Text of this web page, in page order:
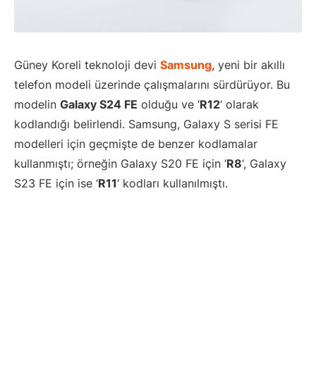
Güney Koreli teknoloji devi Samsung, yeni bir akıllı
telefon modeli üzerinde çalışmalarını sürdürüyor. Bu
modelin Galaxy S24 FE olduğu ve ‘R12‘ olarak
kodlandığı belirlendi. Samsung, Galaxy S serisi FE
modelleri için geçmişte de benzer kodlamalar
kullanmıştı; örneğin Galaxy S20 FE için ‘R8‘, Galaxy
S23 FE için ise ‘R11‘ kodları kullanılmıştı.